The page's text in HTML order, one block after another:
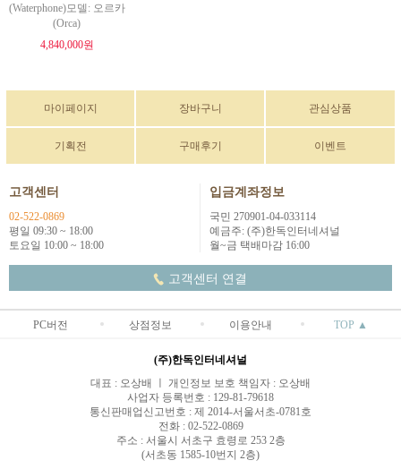
(Waterphone)모델: 오르카
(Orca)
4,840,000원
마이페이지 장바구니 관심상품
기획전 구매후기 이벤트
고객센터
02-522-0869
평일 09:30 ~ 18:00
토요일 10:00 ~ 18:00
입금계좌정보
국민 270901-04-033114
예금주: (주)한독인터네셔널
월~금 택배마감 16:00
고객센터 연결
PC버전 상점정보 이용안내 TOP ▲
(주)한독인터네셔널
대표 : 오상배 ㅣ 개인정보 보호 책임자 : 오상배
사업자 등록번호 : 129-81-79618
통신판매업신고번호 : 제 2014-서울서초-0781호
전화 : 02-522-0869
주소 : 서울시 서초구 효령로 253 2층
(서초동 1585-10번지 2층)